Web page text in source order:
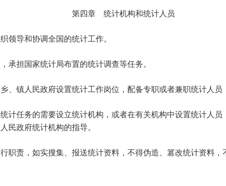
第四章 统计机构和统计人员
领导和协调全国的统计工作。
担国家统计局布置的统计调查等任务。
镇人民政府设置统计工作岗位，配备专职或者兼职统计人员
计任务的需要设立统计机构，或者在有关机构中设置统计人
民政府统计机构的指导。
职责，如实搜集、报送统计资料，不得伪造、篡改统计资料